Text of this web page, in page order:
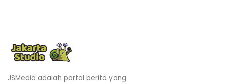
JSMedia adalah portal berita yang